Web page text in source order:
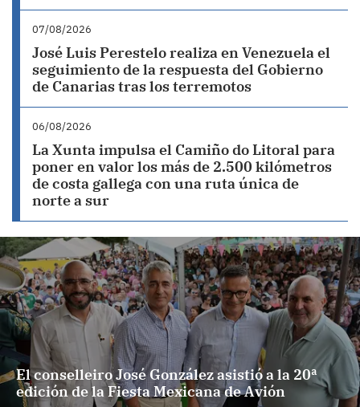
07/08/2026
José Luis Perestelo realiza en Venezuela el
seguimiento de la respuesta del Gobierno
de Canarias tras los terremotos
06/08/2026
La Xunta impulsa el Camiño do Litoral para
poner en valor los más de 2.500 kilómetros
de costa gallega con una ruta única de
norte a sur
El conselleiro José González asistió a la 20ª
edición de la Fiesta Mexicana de Avión